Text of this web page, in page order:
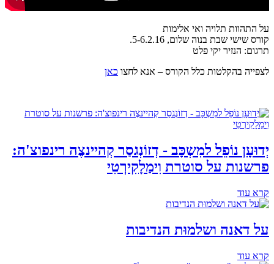
על התהוות תלויה ואי אלימות
קורס שישי שבת בנוה שלום, 5-6.2.16.
תרגום: הנזיר יקי פלט
לצפייה בהקלטות כלל הקורס – אנא לחצו כאן
יְדוּעָן נוֹפֵל למִשְכָּב - דְזוֹנְגסַר קְהיינצֶה רינפוצ'ה:
פרשנות על סוטרת וִימַלָקִירְטִי
קרא עוד
על דאנה ושלמוּת הנדיבות
קרא עוד